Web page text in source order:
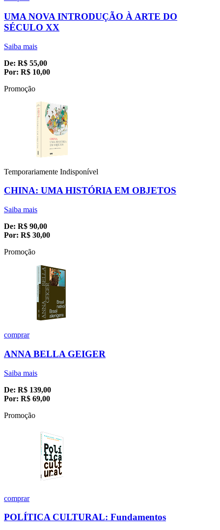
UMA NOVA INTRODUÇÃO À ARTE DO
SÉCULO XX
Saiba mais
De: R$ 55,00
Por: R$ 10,00
Promoção
Temporariamente Indisponível
CHINA: UMA HISTÓRIA EM OBJETOS
Saiba mais
De: R$ 90,00
Por: R$ 30,00
Promoção
comprar
ANNA BELLA GEIGER
Saiba mais
De: R$ 139,00
Por: R$ 69,00
Promoção
comprar
POLÍTICA CULTURAL: Fundamentos